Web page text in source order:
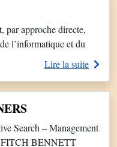
par approche directe,
l’informatique et du
fonctions managériales,
ajoutée : votre
de répondre
Lire la suite
Search – Management
FITCH BENNETT